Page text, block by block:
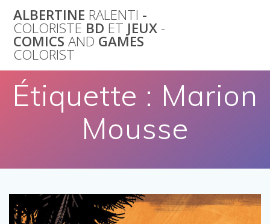
to
content
ALBERTINE RALENTI -
COLORISTE BD ET JEUX -
COMICS AND GAMES
COLORIST
Étiquette : Marion
Mousse